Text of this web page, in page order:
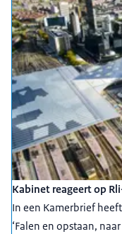
Kabinet reageert op
In een Kamerbrief
‘Falen en opstaan,